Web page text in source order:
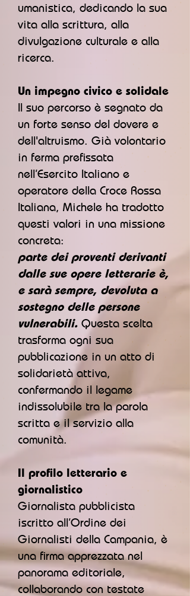
umanistica, dedicando la sua
vita alla scrittura, alla
divulgazione culturale e alla
ricerca.
Un impegno civico e solidale
Il suo percorso è segnato da
un forte senso del dovere e
dell'altruismo. Già volontario
in ferma prefissata
nell’Esercito Italiano e
operatore della Croce Rossa
Italiana, Michele ha tradotto
questi valori in una missione
concreta:
parte dei proventi derivanti
dalle sue opere letterarie è,
e sarà sempre, devoluta a
sostegno delle persone
vulnerabili. Questa scelta
trasforma ogni sua
pubblicazione in un atto di
solidarietà attiva,
confermando il legame
indissolubile tra la parola
scritta e il servizio alla
comunità.
Il profilo letterario e
giornalistico
Giornalista pubblicista
iscritto all’Ordine dei
Giornalisti della Campania, è
una firma apprezzata nel
panorama editoriale,
collaborando con testate